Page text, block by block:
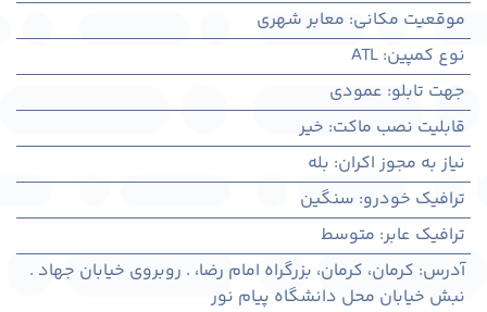
موقعیت مکانی: معابر شهری
نوع کمپین:
ATL
جهت تابلو: عمودی
قابلیت نصب ماکت: خیر
نیاز به مجوز اکران: بله
ترافیک خودرو: سنگین
ترافیک عابر: متوسط
آدرس: کرمان، كرمان، بزرگراه امام رضا، . روبروی خیابان جهاد .
نبش خیابان محل دانشگاه پیام نور